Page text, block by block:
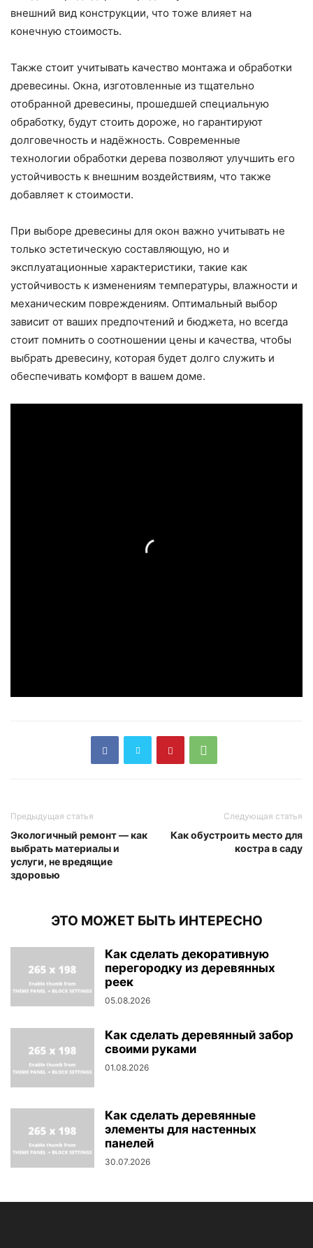
внешний вид конструкции, что тоже влияет на
конечную стоимость.
Также стоит учитывать качество монтажа и обработки
древесины. Окна, изготовленные из тщательно
отобранной древесины, прошедшей специальную
обработку, будут стоить дороже, но гарантируют
долговечность и надёжность. Современные
технологии обработки дерева позволяют улучшить его
устойчивость к внешним воздействиям, что также
добавляет к стоимости.
При выборе древесины для окон важно учитывать не
только эстетическую составляющую, но и
эксплуатационные характеристики, такие как
устойчивость к изменениям температуры, влажности и
механическим повреждениям. Оптимальный выбор
зависит от ваших предпочтений и бюджета, но всегда
стоит помнить о соотношении цены и качества, чтобы
выбрать древесину, которая будет долго служить и
обеспечивать комфорт в вашем доме.
Предыдущая статья
Экологичный ремонт — как
выбрать материалы и
услуги, не вредящие
здоровью
Следующая статья
Как обустроить место для
костра в саду
ЭТО МОЖЕТ БЫТЬ ИНТЕРЕСНО
Как сделать декоративную
перегородку из деревянных
реек
05.08.2026
Как сделать деревянный забор
своими руками
01.08.2026
Как сделать деревянные
элементы для настенных
панелей
30.07.2026